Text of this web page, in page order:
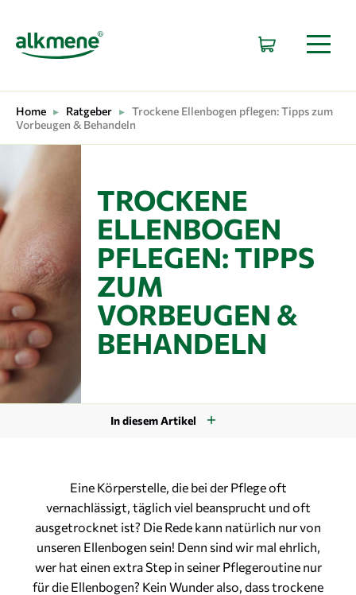
HAUPTNAVIGATION
Home ▸ Ratgeber ▸ Trockene Ellenbogen pflegen: Tipps zum
Vorbeugen & Behandeln
TROCKENE
ELLENBOGEN
PFLEGEN: TIPPS
ZUM
VORBEUGEN &
BEHANDELN
In diesem Artikel
Eine Körperstelle, die bei der Pflege oft
vernachlässigt, täglich viel beansprucht und oft
ausgetrocknet ist? Die Rede kann natürlich nur von
unseren Ellenbogen sein! Denn sind wir mal ehrlich,
wer hat einen extra Step in seiner Pflegeroutine nur
für die Ellenbogen? Kein Wunder also, dass trockene